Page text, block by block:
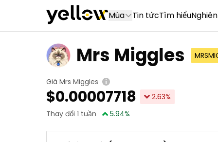
Mùa Tin tứcTìm hiểu
Mrs Miggles
Giá Mrs Miggles
$0.00007718 2.63%
Thay đổi 1 tuần
5.94%